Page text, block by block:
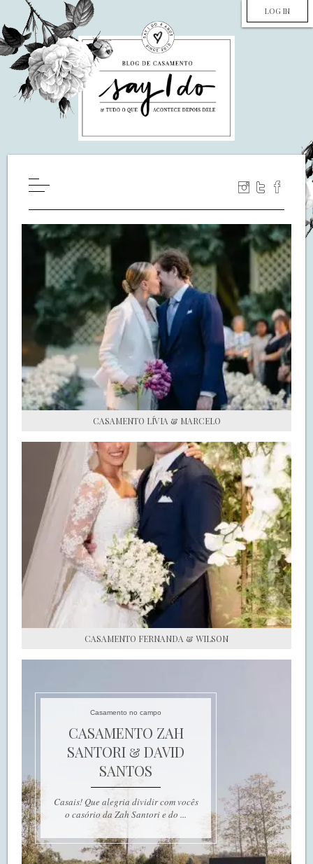
LOG IN
WILL YOU MARRY ME?
LUA DE MEL
COZINHA
DECORAÇÃO
DE NOIVA PRA NOIVA
S.O.S CASADAS
FALE COM O SAY I DO
CASAMENTO LÍVIA & MARCELO
CASAMENTO FERNANDA & WILSON
Casamento no campo
CASAMENTO ZAH
SANTORI & DAVID
SANTOS
Casais! Que alegria dividir com vocês
o casório da Zah Santori e do ...